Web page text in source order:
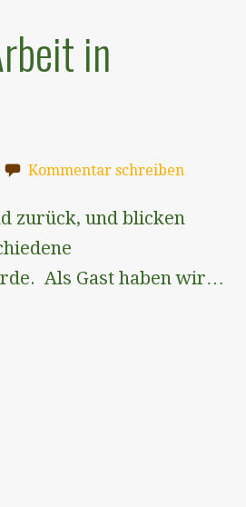
in
Kommentar schreiben
zurück, und blicken
Als Gast haben wir…